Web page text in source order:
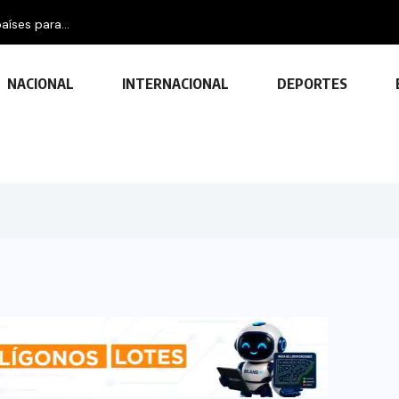
para...
NACIONAL INTERNACIONAL DEPORTES
23 FEBRERO, 2024